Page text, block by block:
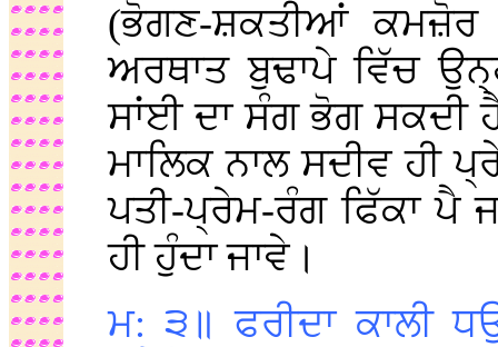
(ਭੋਗਣ-ਸ਼ਕਤੀਆਂ
ਅਰਥਾਤ ਬੁਢਾਪੇ ਵਿੱਚ
ਸਾਂਈ ਦਾ ਸੰਗ ਭੋਗ ਸਕਦੀ
ਮਾਲਿਕ ਨਾਲ ਸਦੀਵ ਹੀ
ਪਤੀ-ਪ੍ਰੇਮ-ਰੰਗ ਫਿੱਕਾ ਪੈ
ਹੀ ਹੁੰਦਾ ਜਾਵੇ।
ਮ: ੩॥ ਫਰੀਦਾ ਕਾਲੀ